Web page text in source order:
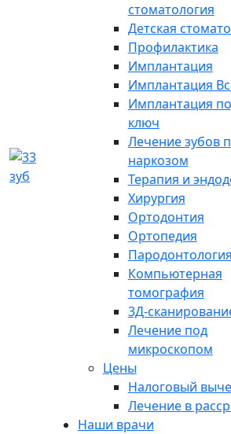
стоматология
Детская
Профилактика
Имплантация
Имплантация
Имплантация
ключ
Лечение зубов
наркозом
Терапия и
Хирургия
Ортодонтия
Ортопедия
Пародонтология
Компьютерная
томография
3Д-
Лечение под
микроскопом
Цены
Налоговый
Лечение в
Наши врачи